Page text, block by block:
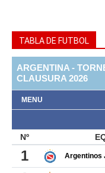
TABLA DE FUTBOL